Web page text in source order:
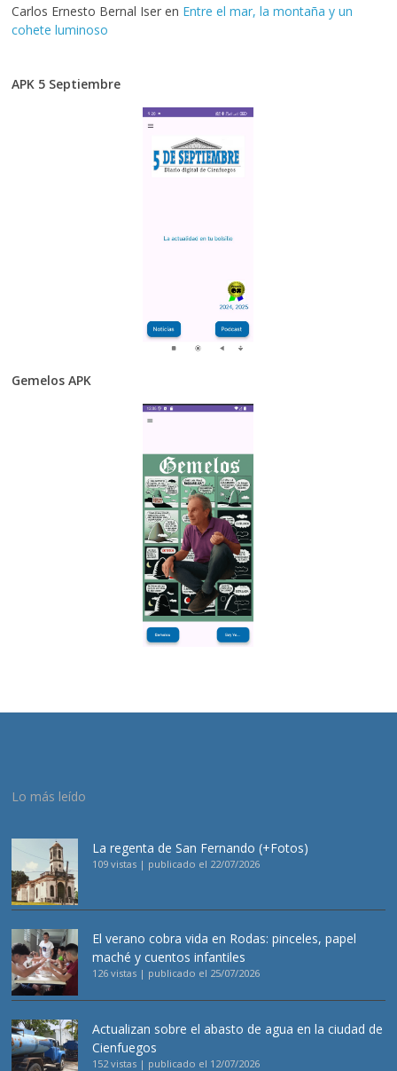
Carlos Ernesto Bernal Iser en Entre el mar, la montaña y un
cohete luminoso
APK 5 Septiembre
Gemelos APK
Lo más leído
La regenta de San Fernando (+Fotos)
109 vistas | publicado el 22/07/2026
El verano cobra vida en Rodas: pinceles, papel
maché y cuentos infantiles
126 vistas | publicado el 25/07/2026
Actualizan sobre el abasto de agua en la ciudad de
Cienfuegos
152 vistas | publicado el 12/07/2026